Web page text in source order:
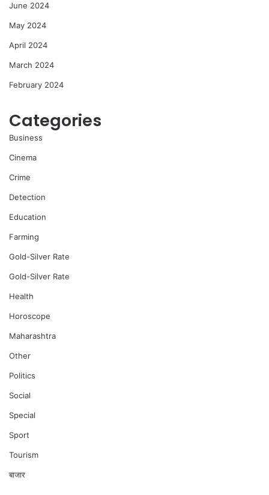
June 2024
May 2024
April 2024
March 2024
February 2024
Categories
Business
Cinema
Crime
Detection
Education
Farming
Gold-Silver Rate
Gold-Silver Rate
Health
Horoscope
Maharashtra
Other
Politics
Social
Special
Sport
Tourism
बाजार